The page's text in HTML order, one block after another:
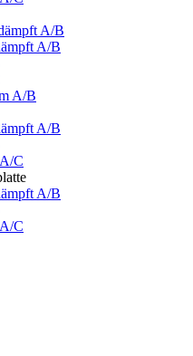
A/B
A/B
A/B
A/B
C
A/B
C